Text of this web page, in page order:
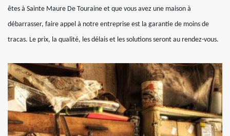
êtes à Sainte Maure De Touraine et que vous avez une maison à
débarrasser, faire appel à notre entreprise est la garantie de moins de
tracas. Le prix, la qualité, les délais et les solutions seront au rendez-vous.